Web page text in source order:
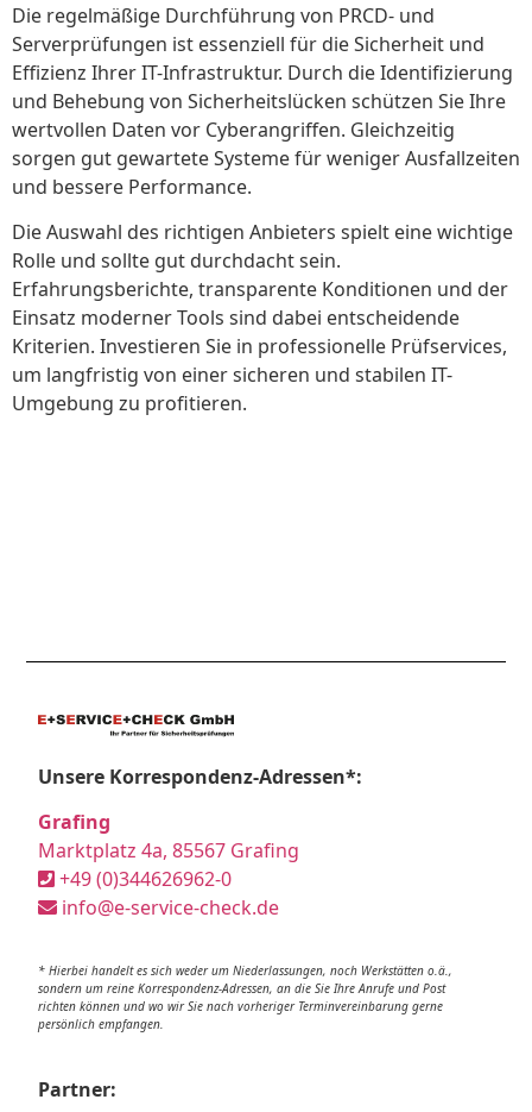
Die regelmäßige Durchführung von PRCD- und
Serverprüfungen ist essenziell für die Sicherheit und
Effizienz Ihrer IT-Infrastruktur. Durch die Identifizierung
und Behebung von Sicherheitslücken schützen Sie Ihre
wertvollen Daten vor Cyberangriffen. Gleichzeitig
sorgen gut gewartete Systeme für weniger Ausfallzeiten
und bessere Performance.
Die Auswahl des richtigen Anbieters spielt eine wichtige
Rolle und sollte gut durchdacht sein.
Erfahrungsberichte, transparente Konditionen und der
Einsatz moderner Tools sind dabei entscheidende
Kriterien. Investieren Sie in professionelle Prüfservices,
um langfristig von einer sicheren und stabilen IT-
Umgebung zu profitieren.
Unsere Korrespondenz-Adressen*:
Grafing
Marktplatz 4a, 85567 Grafing
+49 (0)344626962-0
info@e-service-check.de
* Hierbei handelt es sich weder um Niederlassungen, noch Werkstätten o.ä.,
sondern um reine Korrespondenz-Adressen, an die Sie Ihre Anrufe und Post
richten können und wo wir Sie nach vorheriger Terminvereinbarung gerne
persönlich empfangen.
Partner: